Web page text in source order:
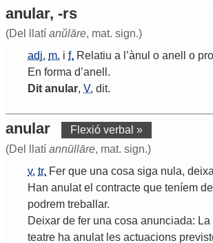
anular, -rs
(Del llatí anŭlāre, mat. sign.)
adj. m. i f. Relatiu a ’ànul o anell o
En forma d’anell .
Dit anular, V. dit.
anular
Flexió verbal »
(Del llatí annūllāre, mat. sign.)
v. tr. Fer que una cosa siga nula,
Han anulat el contracte que teníem de
podrem treballar.
Deixar de fer una cosa anunciada: La
teatre ha anulat les actuacions